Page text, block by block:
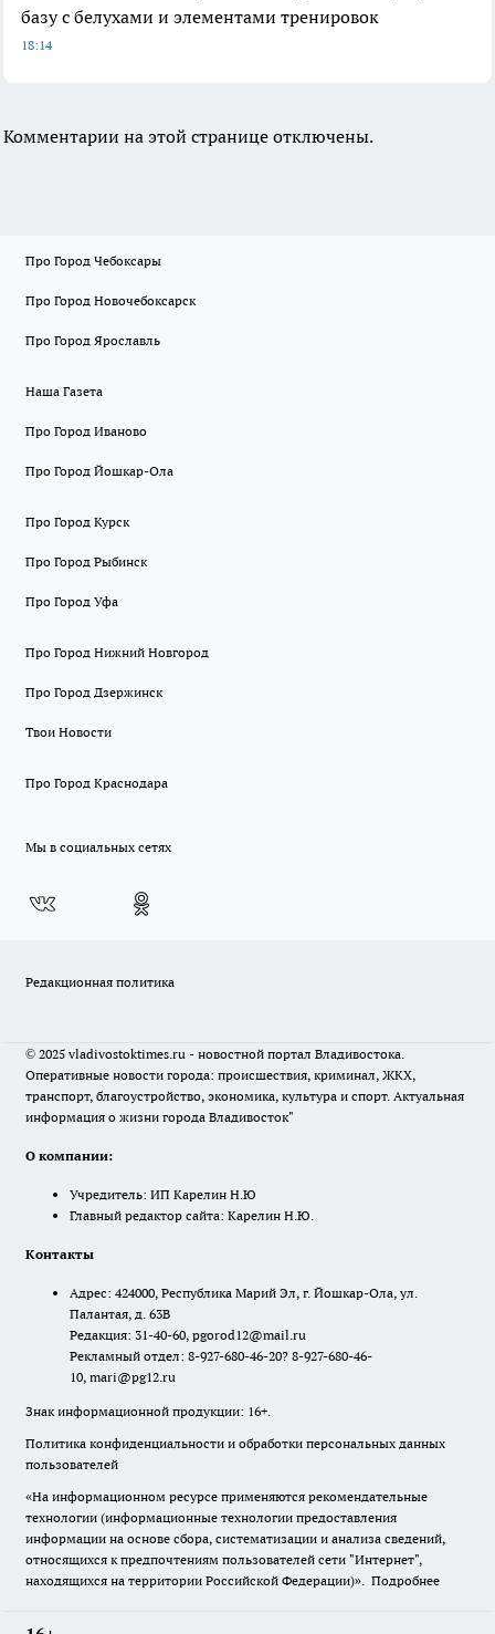
базу с белухами и элементами тренировок
18:14
Комментарии на этой странице отключены.
Про Город Чебоксары
Про Город Новочебоксарск
Про Город Ярославль
Наша Газета
Про Город Иваново
Про Город Йошкар-Ола
Про Город Курск
Про Город Рыбинск
Про Город Уфа
Про Город Нижний Новгород
Про Город Дзержинск
Твои Новости
Про Город Краснодара
Мы в социальных сетях
Редакционная политика
© 2025 vladivostoktimes.ru - новостной портал Владивостока.
Оперативные новости города: происшествия, криминал, ЖКХ,
транспорт, благоустройство, экономика, культура и спорт. Актуальная
информация о жизни города Владивосток"
О компании:
Учредитель: ИП Карелин Н.Ю
Главный редактор сайта: Карелин Н.Ю.
Контакты
Адрес: 424000, Республика Марий Эл, г. Йошкар-Ола, ул.
Палантая, д. 63В
Редакция: 31-40-60, pgorod12@mail.ru
Рекламный отдел: 8-927-680-46-20? 8-927-680-46-
10, mari@pg12.ru
Знак информационной продукции: 16+.
Политика конфиденциальности и обработки персональных данных
пользователей
«На информационном ресурсе применяются рекомендательные
технологии (информационные технологии предоставления
информации на основе сбора, систематизации и анализа сведений,
относящихся к предпочтениям пользователей сети "Интернет",
находящихся на территории Российской Федерации)». Подробнее